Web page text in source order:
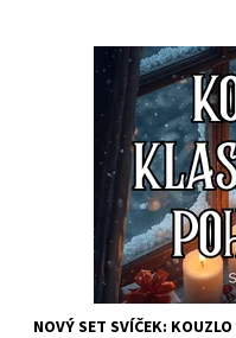
Kolekce svíček
děti. Užijte si veselé i
pohádky v tomto setu
NOVÝ SET SVÍČEK: